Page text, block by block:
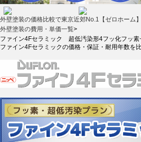
外壁塗装の価格比較で東京近郊No.1【ゼロホーム
外壁塗装の費用・単価一覧>
ファイン4Fセラミック 超低汚染形4フッ化フッ素
ファイン4Fセラミックの価格・保証・耐用年数を